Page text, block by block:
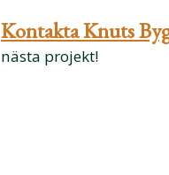
Kontakta Knuts
nästa projekt!